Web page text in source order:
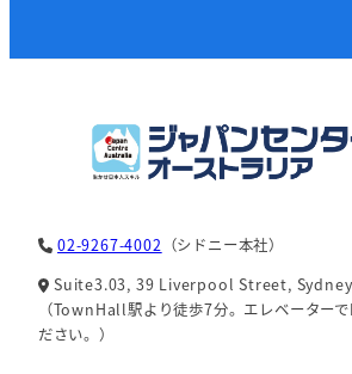
02-9267-4002 （シドニー本社）
Suite3.03, 39 Liverpool Street,
（TownHall駅より徒歩7分。エレベーター
ださい。）